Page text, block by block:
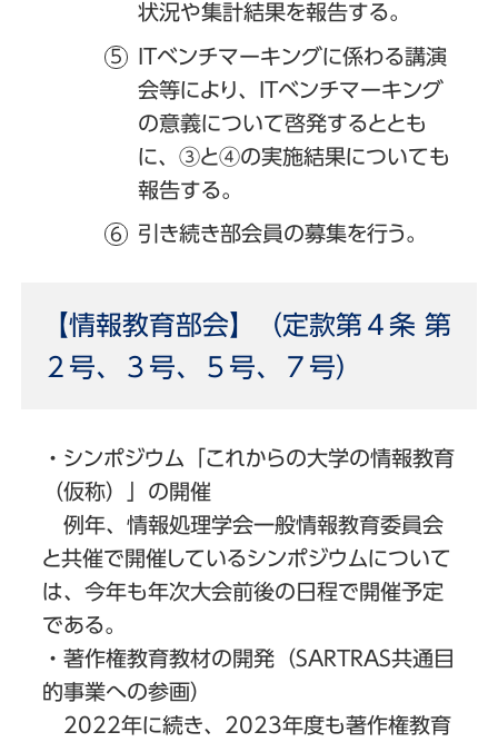
状況や集計結果を報告する。
ITベンチマーキングに係わる講演
会等により、ITベンチマーキング
の意義について啓発するととも
に、③と④の実施結果についても
報告する。
引き続き部会員の募集を行う。
【情報教育部会】（定款第４条 第
２号、３号、５号、７号）
・シンポジウム「これからの大学の情報教育
（仮称）」の開催
例年、情報処理学会一般情報教育委員会
と共催で開催しているシンポジウムについて
は、今年も年次大会前後の日程で開催予定
である。
・著作権教育教材の開発（SARTRAS共通目
的事業への参画）
2022年に続き、2023年度も著作権教育